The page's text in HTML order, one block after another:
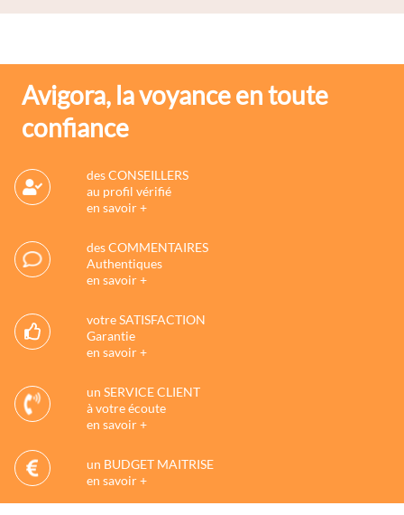
Avigora, la voyance en toute
confiance
des CONSEILLERS
au profil vérifié
en savoir +
des COMMENTAIRES
Authentiques
en savoir +
votre SATISFACTION
Garantie
en savoir +
un SERVICE CLIENT
à votre écoute
en savoir +
un BUDGET MAITRISE
en savoir +